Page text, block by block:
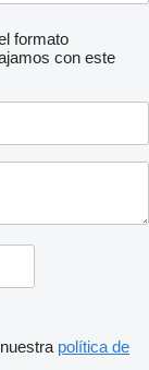
formato
con este
política de